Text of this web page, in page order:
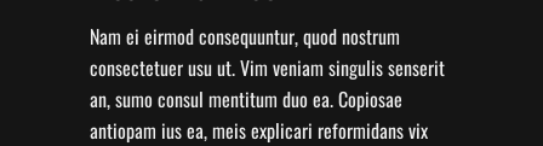
Nam ei eirmod consequuntur, quod nostrum
consectetuer usu ut. Vim veniam singulis senserit
an, sumo consul mentitum duo ea. Copiosae
antiopam ius ea, meis explicari reformidans vix